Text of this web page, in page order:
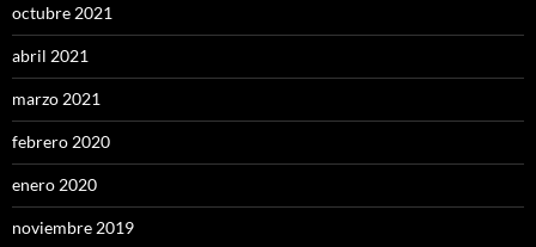
octubre 2021
abril 2021
marzo 2021
febrero 2020
enero 2020
noviembre 2019